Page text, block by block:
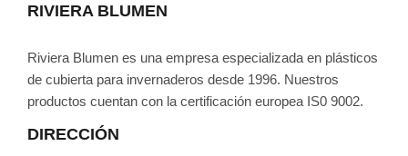
RIVIERA BLUMEN
Riviera Blumen es una empresa especializada en plásticos
de cubierta para invernaderos desde 1996. Nuestros
productos cuentan con la certificación europea IS0 9002.
DIRECCIÓN